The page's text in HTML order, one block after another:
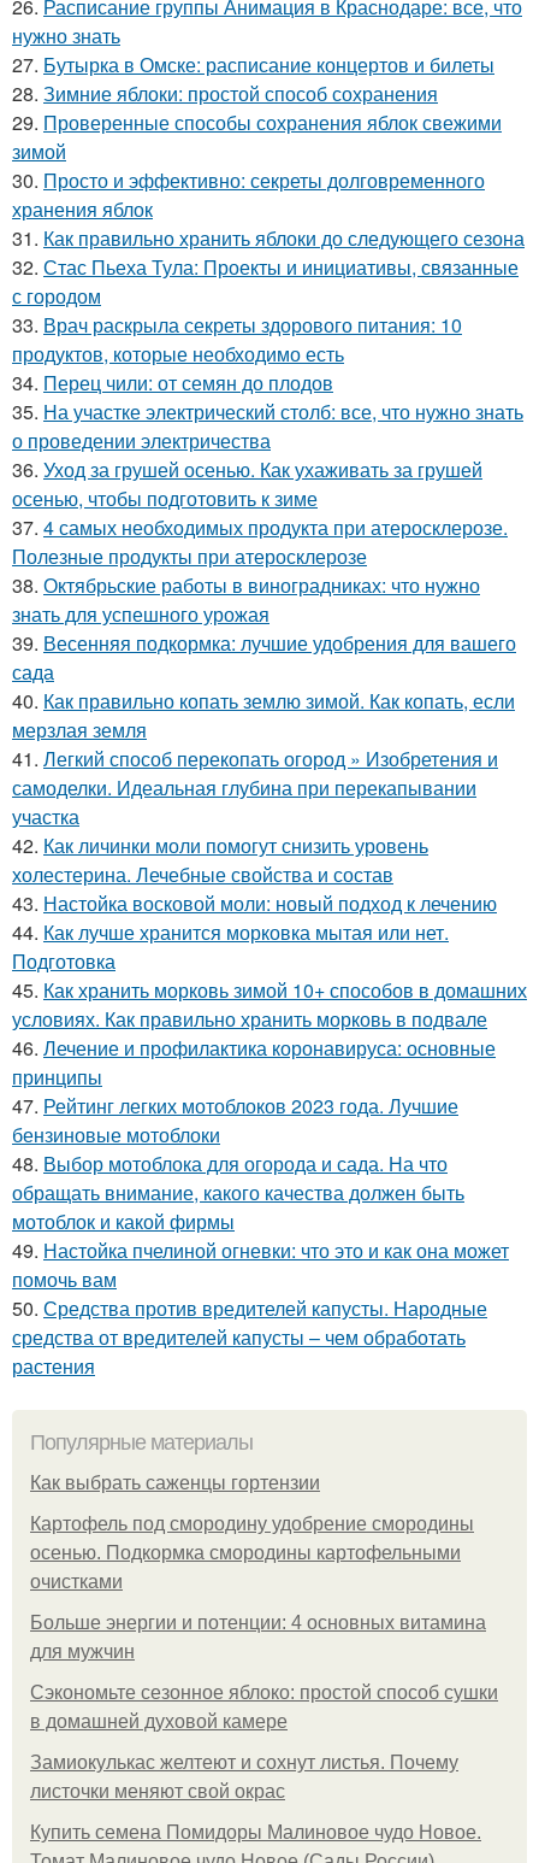
26. Расписание группы Анимация в Краснодаре: все, что
нужно знать
27. Бутырка в Омске: расписание концертов и билеты
28. Зимние яблоки: простой способ сохранения
29. Проверенные способы сохранения яблок свежими
зимой
30. Просто и эффективно: секреты долговременного
хранения яблок
31. Как правильно хранить яблоки до следующего сезона
32. Стас Пьеха Тула: Проекты и инициативы, связанные
с городом
33. Врач раскрыла секреты здорового питания: 10
продуктов, которые необходимо есть
34. Перец чили: от семян до плодов
35. На участке электрический столб: все, что нужно знать
о проведении электричества
36. Уход за грушей осенью. Как ухаживать за грушей
осенью, чтобы подготовить к зиме
37. 4 самых необходимых продукта при атеросклерозе.
Полезные продукты при атеросклерозе
38. Октябрьские работы в виноградниках: что нужно
знать для успешного урожая
39. Весенняя подкормка: лучшие удобрения для вашего
сада
40. Как правильно копать землю зимой. Как копать, если
мерзлая земля
41. Легкий способ перекопать огород » Изобретения и
самоделки. Идеальная глубина при перекапывании
участка
42. Как личинки моли помогут снизить уровень
холестерина. Лечебные свойства и состав
43. Настойка восковой моли: новый подход к лечению
44. Как лучше хранится морковка мытая или нет.
Подготовка
45. Как хранить морковь зимой 10+ способов в домашних
условиях. Как правильно хранить морковь в подвале
46. Лечение и профилактика коронавируса: основные
принципы
47. Рейтинг легких мотоблоков 2023 года. Лучшие
бензиновые мотоблоки
48. Выбор мотоблока для огорода и сада. На что
обращать внимание, какого качества должен быть
мотоблок и какой фирмы
49. Настойка пчелиной огневки: что это и как она может
помочь вам
50. Средства против вредителей капусты. Народные
средства от вредителей капусты – чем обработать
растения
Популярные материалы
Как выбрать саженцы гортензии
Картофель под смородину удобрение смородины
осенью. Подкормка смородины картофельными
очистками
Больше энергии и потенции: 4 основных витамина
для мужчин
Сэкономьте сезонное яблоко: простой способ сушки
в домашней духовой камере
Замиокулькас желтеют и сохнут листья. Почему
листочки меняют свой окрас
Купить семена Помидоры Малиновое чудо Новое.